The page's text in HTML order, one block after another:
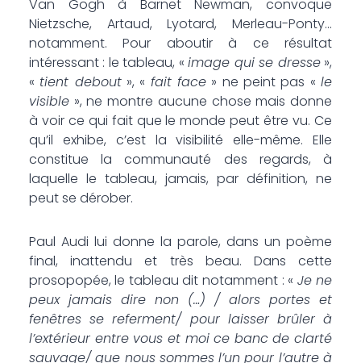
Van Gogh à Barnet Newman, convoque
Nietzsche, Artaud, Lyotard, Merleau-Ponty…
notamment. Pour aboutir à ce résultat
intéressant : le tableau, «image qui se dresse»,
« tient debout», « fait face » ne peint pas «le
visible», ne montre aucune chose mais donne
à voir ce qui fait que le monde peut être vu. Ce
qu’il exhibe, c’est la visibilité elle-même. Elle
constitue la communauté des regards, à
laquelle le tableau, jamais, par définition, ne
peut se dérober.
Paul Audi lui donne la parole, dans un poème
final, inattendu et très beau. Dans cette
prosopopée, le tableau dit notamment : « Je ne
peux jamais dire non (…) / alors portes et
fenêtres se referment/ pour laisser brûler à
l’extérieur entre vous et moi ce banc de clarté
sauvage/ que nous sommes l’un pour l’autre à